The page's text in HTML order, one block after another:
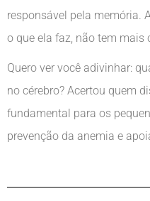
responsável pela memória.
o que ela faz, não tem mais
Quero ver você adivinhar:
no cérebro? Acertou quem
fundamental para os
prevenção da anemia e